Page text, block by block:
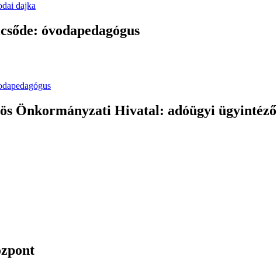
dajka
óvodapedagógus
Önkormányzati Hivatal: adóügyi ügyintéző